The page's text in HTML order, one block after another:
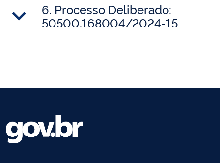
6. Processo Deliberado:
50500.168004/2024-15